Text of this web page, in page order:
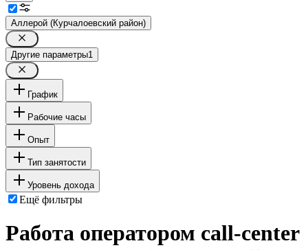
Аллерой (Курчалоевский район)
Другие параметры1
График
Рабочие часы
Опыт
Тип занятости
Уровень дохода
Ещё фильтры
Работа оператором call-center